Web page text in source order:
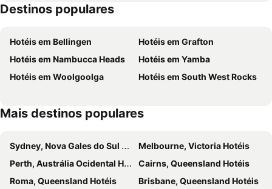
Destinos populares
Hotéis em Bellingen
Hotéis em Grafton
Hotéis em Nambucca Heads
Hotéis em Yamba
Hotéis em Woolgoolga
Hotéis em South West Rocks
Mais destinos populares
Sydney, Nova Gales do Sul Hotéis
Melbourne, Victoria Hotéis
Perth, Austrália Ocidental Hotéis
Cairns, Queensland Hotéis
Roma, Queensland Hotéis
Brisbane, Queensland Hotéis